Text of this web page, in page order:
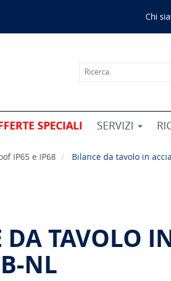
Chi
SPECIALI SERVIZI
IP65 e IP68 Bilance da tavolo in
DA TAVOLO
NL